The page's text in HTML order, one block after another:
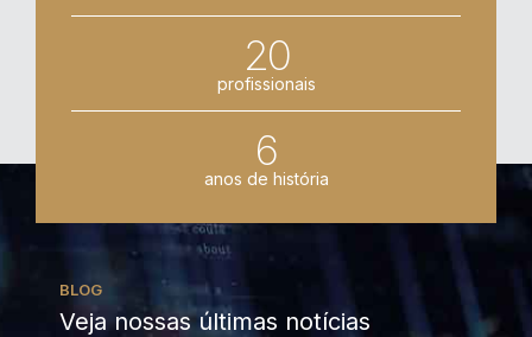
20
profissionais
6
anos de história
BLOG
Veja nossas últimas notícias